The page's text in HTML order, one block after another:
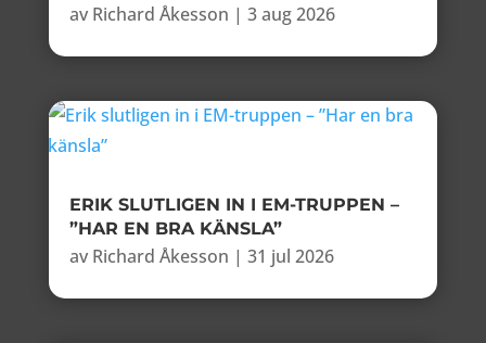
av Richard Åkesson | 3 aug 2026
ERIK SLUTLIGEN IN I EM-TRUPPEN –
”HAR EN BRA KÄNSLA”
av Richard Åkesson | 31 jul 2026